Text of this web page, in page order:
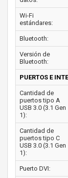
Wi-Fi
estándares:
Bluetooth:
Versión de
Bluetooth:
PUERTOS E
Cantidad de
puertos tipo A
USB 3.0 (3.1 Gen
1):
Cantidad de
puertos tipo C
USB 3.0 (3.1 Gen
1):
Puerto DVI: